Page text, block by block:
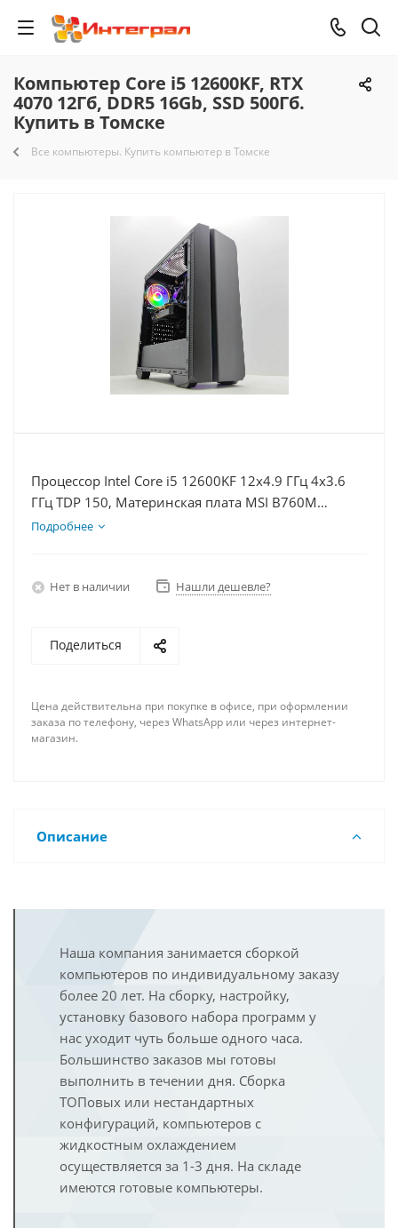
Компьютер Core i5 12600KF, RTX
4070 12Гб, DDR5 16Gb, SSD 500Гб.
Купить в Томске
Все компьютеры. Купить компьютер в Томске
Процессор Intel Core i5 12600KF 12x4.9 ГГц 4x3.6
ГГц TDP 150, Материнская плата MSI B760M
BOMBER WIFI D5, Видеокарта RTX 4070 12Гб,
Подробнее
Нет в наличии Нашли дешевле?
Поделиться
Цена действительна при покупке в офисе, при оформлении
заказа по телефону, через WhatsApp или через интернет-
магазин.
Описание
Наша компания занимается сборкой
компьютеров по индивидуальному заказу
более 20 лет. На сборку, настройку,
установку базового набора программ у
нас уходит чуть больше одного часа.
Большинство заказов мы готовы
выполнить в течении дня. Сборка
ТОПовых или нестандартных
конфигураций, компьютеров с
жидкостным охлаждением
осуществляется за 1-3 дня. На складе
имеются готовые компьютеры.